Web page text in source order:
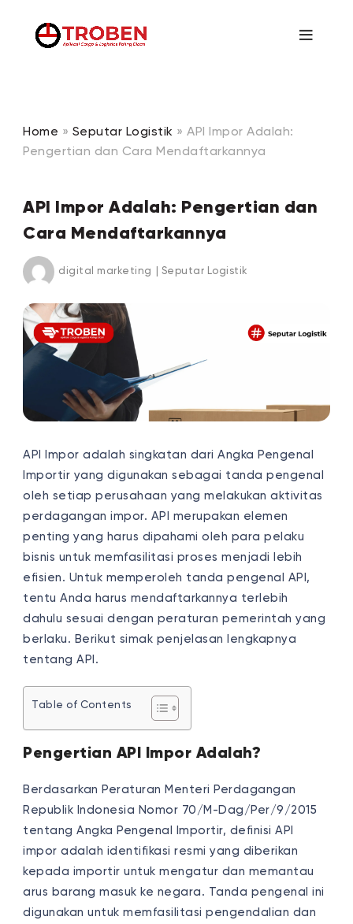
Home » Seputar Logistik »API Impor Adalah:
Pengertian dan Cara Mendaftarkannya
API Impor Adalah: Pengertian dan
Cara Mendaftarkannya
digital marketing Seputar Logistik
API Impor adalah singkatan dari Angka Pengenal
Importir yang digunakan sebagai tanda pengenal
oleh setiap perusahaan yang melakukan aktivitas
perdagangan impor. API merupakan elemen
penting yang harus dipahami oleh para pelaku
bisnis untuk memfasilitasi proses menjadi lebih
efisien. Untuk memperoleh tanda pengenal API,
tentu Anda harus mendaftarkannya terlebih
dahulu sesuai dengan peraturan pemerintah yang
berlaku. Berikut simak penjelasan lengkapnya
tentang API.
Table of Contents
Pengertian API Impor Adalah?
Berdasarkan Peraturan Menteri Perdagangan
Republik Indonesia Nomor 70/M-Dag/Per/9/2015
tentang Angka Pengenal Importir, definisi API
impor adalah identifikasi resmi yang diberikan
kepada importir untuk mengatur dan memantau
arus barang masuk ke negara. Tanda pengenal ini
digunakan untuk memfasilitasi pengendalian dan